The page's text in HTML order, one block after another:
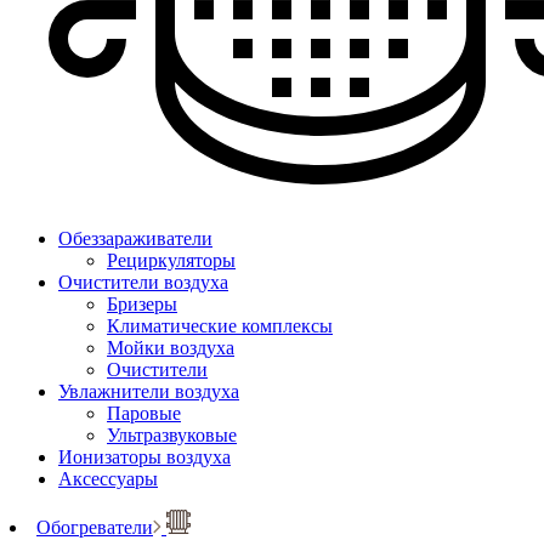
Обеззараживатели
Рециркуляторы
Очистители воздуха
Бризеры
Климатические комплексы
Мойки воздуха
Очистители
Увлажнители воздуха
Паровые
Ультразвуковые
Ионизаторы воздуха
Аксессуары
Обогреватели